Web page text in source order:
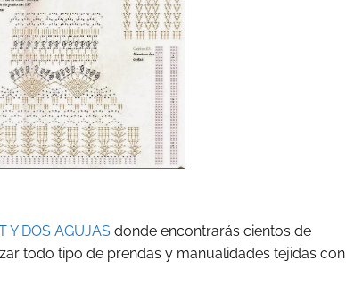
Y DOS AGUJAS donde encontrarás cientos de
todo tipo de prendas y manualidades tejidas con